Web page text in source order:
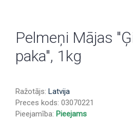
Pelmeņi Mājas
paka", 1kg
Ražotājs: Latvija
Preces kods: 03070221
Pieejamība: Pieejams